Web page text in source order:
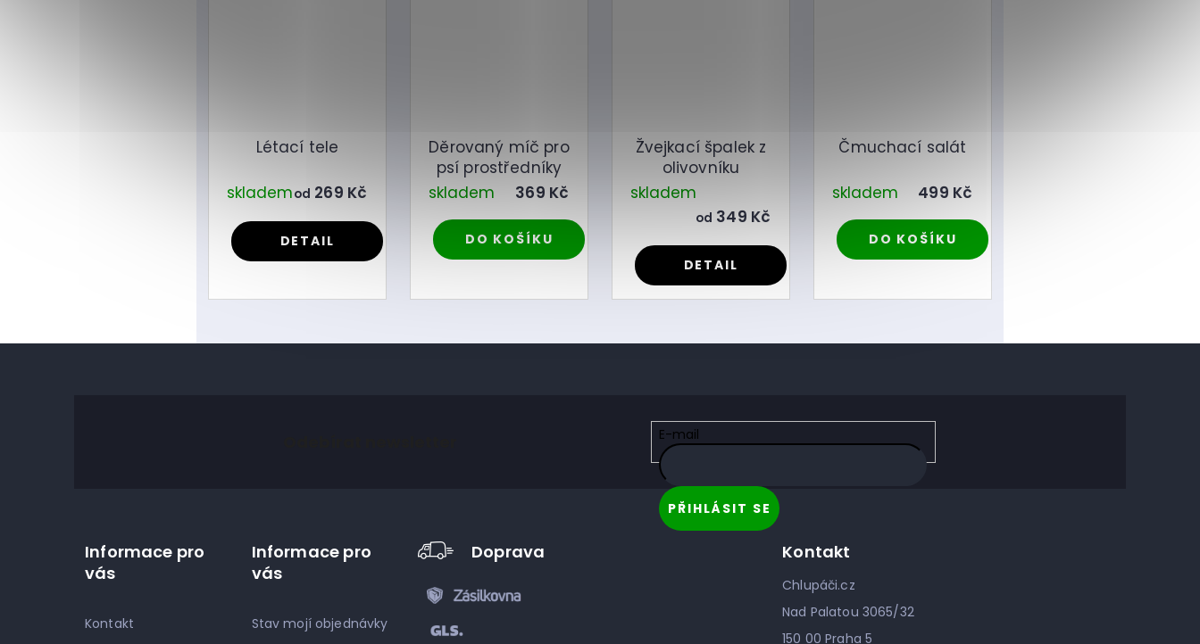
Létací tele
sklademod 269 Kč
DETAIL
Děrovaný míč pro
psí prostředníky
skladem
369 Kč
DO KOŠÍKU
Žvejkací špalek z
olivovníku
skladem
od 349 Kč
DETAIL
Čmuchací salát
skladem 499 Kč
DO KOŠÍKU
E-mail
PŘIHLÁSIT SE
Informace pro
vás
Kontakt
Informace pro
vás
Stav mojí objednávky
Doprava Kontakt
Chlupáči.cz
Nad Palatou 3065/32
150 00 Praha 5